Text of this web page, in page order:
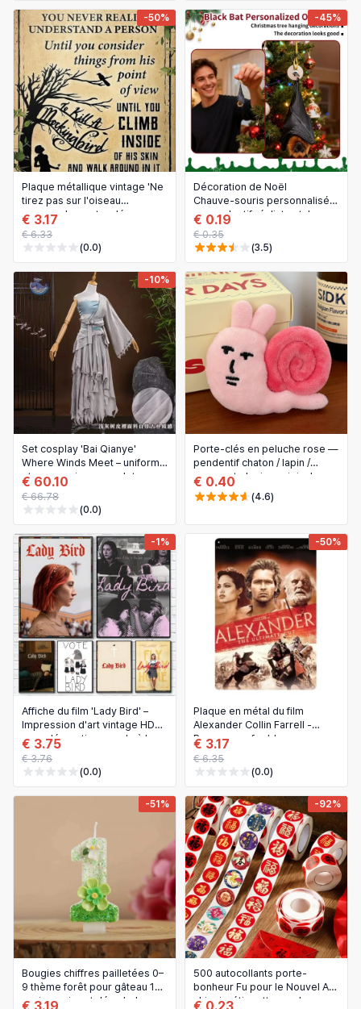
pour femmes fortes
-50%
Plaque métallique vintage 'Ne
tirez pas sur l'oiseau
moqueur' – poster déco
murale, cadeau pour femme,
déco salon
€ 3.17
€ 6.33
(0.0)
-45%
Décoration de Noël
Chauve‑souris personnalisée
— pendentif réaliste style
gothique rétro à suspendre
pour voiture et intérieur, DIY
€ 0.19
€ 0.35
(3.5)
-10%
Set cosplay 'Bai Qianye'
Where Winds Meet – uniforme
et accessoires complets,
tenue pour fête de Noël
€ 60.10
€ 66.78
(0.0)
Porte-clés en peluche rose —
pendentif chaton / lapin /
escargot, design original
€ 0.40
(4.6)
-1%
Affiche du film 'Lady Bird' –
Impression d'art vintage HD
pour décoration murale à la
maison, au bar, au café, au
bureau
€ 3.75
€ 3.76
(0.0)
-50%
Plaque en métal du film
Alexander Collin Farrell -
Panneau en fer blanc
collection 20x30cm
€ 3.17
€ 6.35
(0.0)
-51%
Bougies chiffres pailletées 0–
9 thème forêt pour gâteau 1er
anniversaire et déco baby
-92%
500 autocollants porte-
bonheur Fu pour le Nouvel An
chinois, étiquettes cadeau